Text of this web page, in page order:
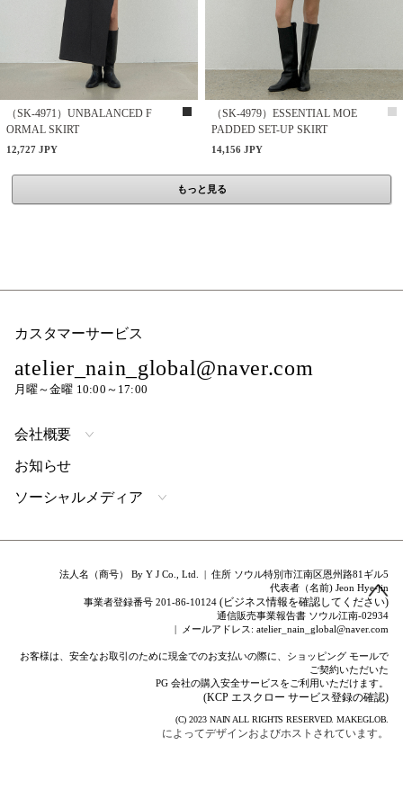
（SK-4971）UNBALANCED F
ORMAL SKIRT
12,727 JPY
（SK-4979）ESSENTIAL MOE
PADDED SET-UP SKIRT
14,156 JPY
もっと見る
カスタマーサービス
atelier_nain_global@naver.com
月曜～金曜 10:00～17:00
会社概要
お知らせ
ソーシャルメディア
法人名（商号） By Y J Co., Ltd. | 住所 ソウル特別市江南区恩州路81ギル5
代表者（名前) Jeon Hye-jin
事業者登録番号 201-86-10124(ビジネス情報を確認してください)
通信販売事業報告書 ソウル江南-02934
| メールアドレス: atelier_nain_global@naver.com
お客様は、安全なお取引のために現金でのお支払いの際に、ショッピング モールで
ご契約いただいた
PG 会社の購入安全サービスをご利用いただけます。
(KCP エスクロー サービス登録の確認)
(C) 2023 NAIN ALL RIGHTS RESERVED.MAKEGLOB.
によってデザインおよびホストされています。